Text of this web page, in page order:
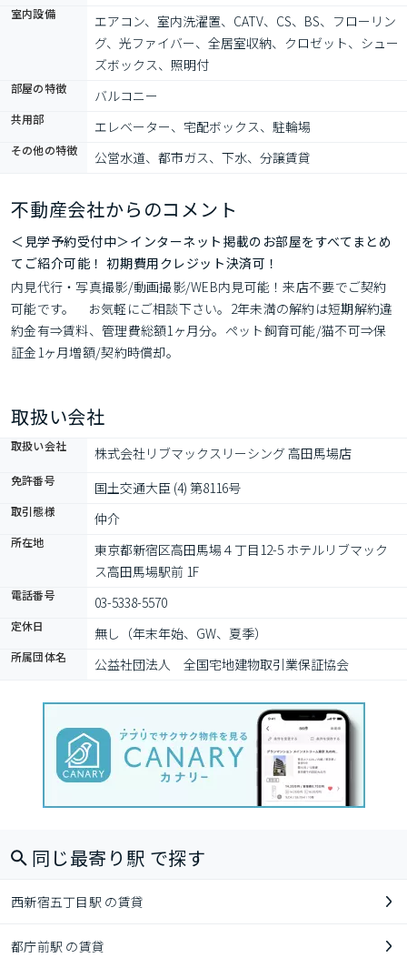
室内設備
エアコン、室内洗濯置、CATV、CS、BS、フローリン
グ、光ファイバー、全居室収納、クロゼット、シュー
ズボックス、照明付
部屋の特徴 バルコニー
共用部 エレベーター、宅配ボックス、駐輪場
その他の特徴 公営水道、都市ガス、下水、分譲賃貸
不動産会社からのコメント
＜見学予約受付中＞インターネット掲載のお部屋をすべてまとめ
てご紹介可能！ 初期費用クレジット決済可！
内見代行・写真撮影/動画撮影/WEB内見可能！来店不要でご契約
可能です。　お気軽にご相談下さい。2年未満の解約は短期解約違
約金有⇒賃料、管理費総額1ヶ月分。ペット飼育可能/猫不可⇒保
証金1ヶ月増額/契約時償却。
取扱い会社
取扱い会社 株式会社リブマックスリーシング 高田馬場店
免許番号 国土交通大臣 (4) 第8116号
取引態様 仲介
所在地
東京都新宿区高田馬場４丁目12-5 ホテルリブマック
ス高田馬場駅前 1F
電話番号 03-5338-5570
定休日 無し（年末年始、GW、夏季）
所属団体名 公益社団法人　全国宅地建物取引業保証協会
同じ最寄り駅 で探す
西新宿五丁目駅 の賃貸
都庁前駅 の賃貸